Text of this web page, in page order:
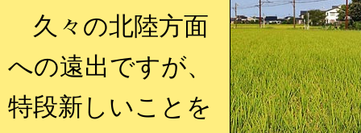
久々の北陸方面
への遠出ですが、
特段新しいことを